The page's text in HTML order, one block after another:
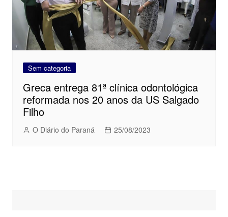
Sem categoria
Greca entrega 81ª clínica odontológica
reformada nos 20 anos da US Salgado
Filho
O Diário do Paraná 25/08/2023